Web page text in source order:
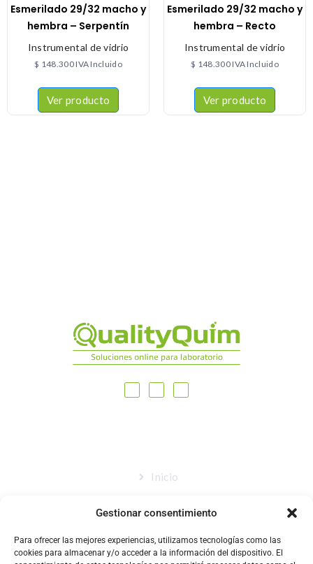
Gestionar consentimiento
Para ofrecer las mejores experiencias, utilizamos tecnologías como las
cookies para almacenar y/o acceder a la información del dispositivo. El
Esmerilado 29/32 macho y
hembra – Serpentín
Instrumental de vidrio
$ 148.300IVA Incluido
Ver producto
Esmerilado 29/32 macho y
hembra – Recto
Instrumental de vidrio
$ 148.300IVA Incluido
Ver producto
Inicio
Catálogo